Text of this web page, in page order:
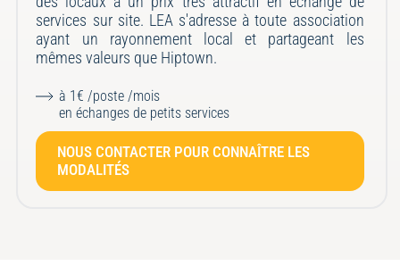
services sur site. LEA s'adresse à toute association
ayant un rayonnement local et partageant les
mêmes valeurs que Hiptown.
à 1€ /poste /mois
en échanges de petits services
NOUS CONTACTER POUR CONNAÎTRE LES
MODALITÉS